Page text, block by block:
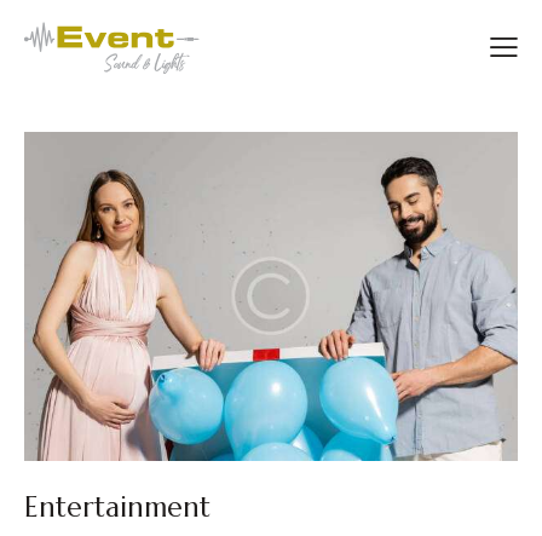
Entertainment